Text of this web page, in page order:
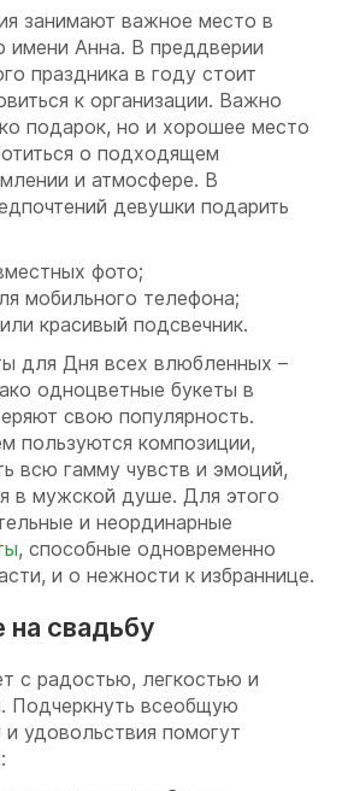
занимают важное место в
имени Анна. В преддверии
праздника в году стоит
к организации. Важно
подарок, но и хорошее место
о подходящем
и атмосфере. В
девушки подарить
фото;
мобильного телефона;
красивый подсвечник.
для Дня всех влюбленных –
одноцветные букеты в
свою популярность.
пользуются композиции,
всю гамму чувств и эмоций,
в мужской душе. Для этого
и неординарные
, способные одновременно
и о нежности к избраннице.
свадьбу
с радостью, легкостью и
Подчеркнуть всеобщую
удовольствия помогут